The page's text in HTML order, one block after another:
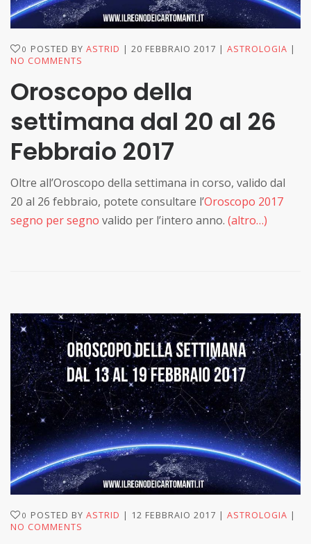
0 POSTED BY ASTRID 20 FEBBRAIO 2017
ASTROLOGIA
NO COMMENTS
Oroscopo della
settimana dal 20 al 26
Febbraio 2017
Oltre all’Oroscopo della settimana in corso, valido dal
20 al 26 febbraio, potete consultare l’Oroscopo 2017
segno per segno valido per l’intero anno. (altro…)
0 POSTED BY ASTRID 12 FEBBRAIO 2017
ASTROLOGIA
NO COMMENTS